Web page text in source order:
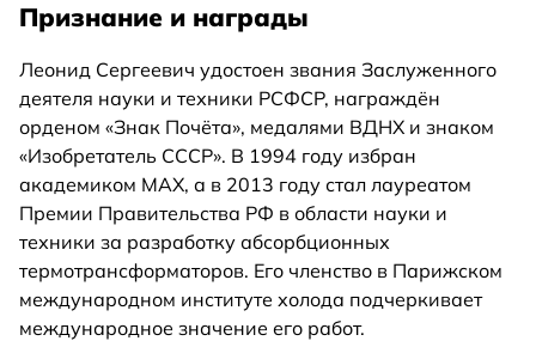
Признание и награды
Леонид Сергеевич удостоен звания Заслуженного
деятеля науки и техники РСФСР, награждён
орденом «Знак Почёта», медалями ВДНХ и знаком
«Изобретатель СССР». В 1994 году избран
академиком МАХ, а в 2013 году стал лауреатом
Премии Правительства РФ в области науки и
техники за разработку абсорбционных
термотрансформаторов. Его членство в Парижском
международном институте холода подчеркивает
международное значение его работ.